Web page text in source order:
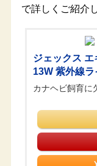
で詳しくご紹介
ジェックス
13W 紫外線ラ
カナヘビ飼育に